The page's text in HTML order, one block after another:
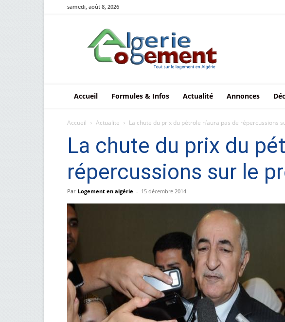
samedi, août 8, 2026
Le
logement
en
Algérie
Accueil Formules & Infos Actualité Annonces
Accueil Actualite La chute du prix du pétrole n’aura pas de répercussions
La chute du prix du
répercussions sur le
Par Logement en algérie - 15 décembre 2014